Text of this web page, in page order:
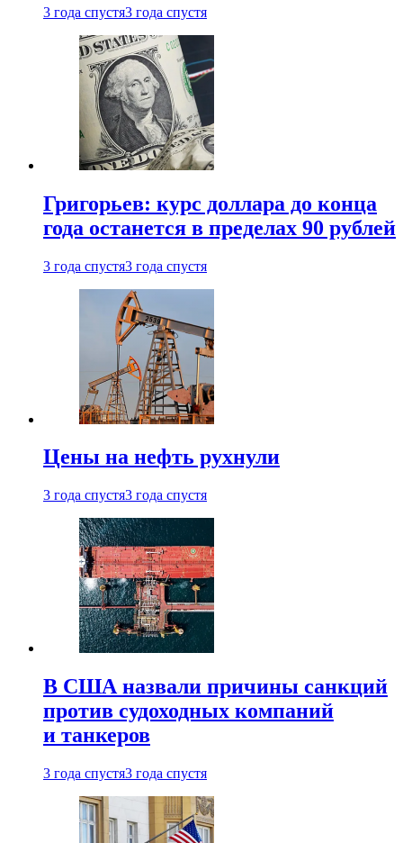
3 года спустя3 года спустя
Григорьев: курс доллара до конца
года останется в пределах 90 рублей
3 года спустя3 года спустя
Цены на нефть рухнули
3 года спустя3 года спустя
В США назвали причины санкций
против судоходных компаний
и танкеров
3 года спустя3 года спустя